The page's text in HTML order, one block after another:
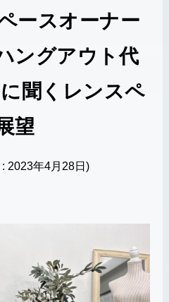
ースオーナー
ングアウト代
聞くレンスペ
望
: 2023年4月28日)